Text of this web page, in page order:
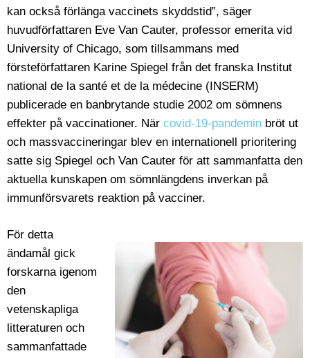
kan också förlänga vaccinets skyddstid”, säger
huvudförfattaren Eve Van Cauter, professor emerita vid
University of Chicago, som tillsammans med
försteförfattaren Karine Spiegel från det franska Institut
national de la santé et de la médecine (INSERM)
publicerade en banbrytande studie 2002 om sömnens
effekter på vaccinationer. När covid-19-pandemin bröt ut
och massvaccineringar blev en internationell prioritering
satte sig Spiegel och Van Cauter för att sammanfatta den
aktuella kunskapen om sömnlängdens inverkan på
immunförsvarets reaktion på vacciner.
För detta
ändamål gick
forskarna igenom
den
vetenskapliga
litteraturen och
sammanfattade